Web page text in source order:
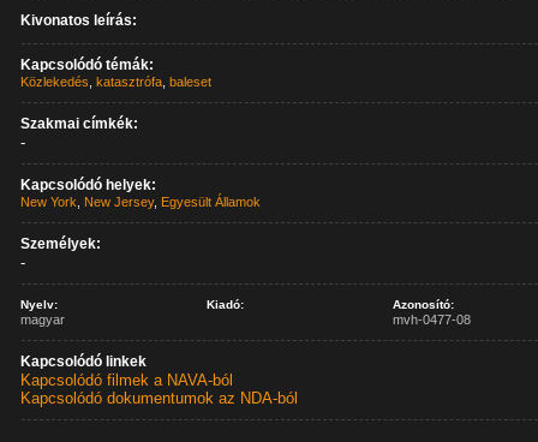
Kivonatos leírás:
Kapcsolódó témák:
Közlekedés ,katasztrófa ,baleset
Szakmai címkék:
-
Kapcsolódó helyek:
New York
New Jersey, Egyesült Államok
Személyek:
-
Nyelv:
magyar
Kiadó: Azonosító:
mvh-0477-08
Kapcsolódó linkek
Kapcsolódó filmek a NAVA-ból
Kapcsolódó dokumentumok az NDA-ból